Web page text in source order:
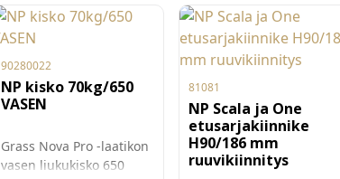
säilytystila on
maksimoitu. Väri St one.
mmleveys: takasarjan
leveys  70mm , korkeus:
min. 78mm
90280022
NP kisko 70kg/650
VASEN
Grass Nova Pro -laatikon
vasen liukukisko 650
81081
NP Scala ja One
etusarjakiinnike
H90/186 mm
ruuvikiinnitys